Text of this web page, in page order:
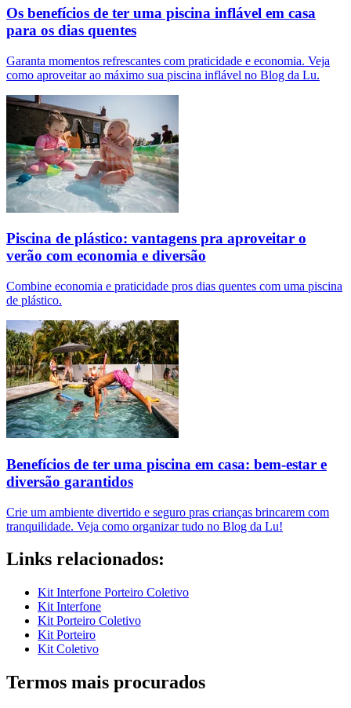
Os benefícios de ter uma piscina inflável em casa
para os dias quentes
Garanta momentos refrescantes com praticidade e economia. Veja
como aproveitar ao máximo sua piscina inflável no Blog da Lu.
Piscina de plástico: vantagens pra aproveitar o
verão com economia e diversão
Combine economia e praticidade pros dias quentes com uma piscina
de plástico.
Benefícios de ter uma piscina em casa: bem-estar e
diversão garantidos
Crie um ambiente divertido e seguro pras crianças brincarem com
tranquilidade. Veja como organizar tudo no Blog da Lu!
Links relacionados:
Kit Interfone Porteiro Coletivo
Kit Interfone
Kit Porteiro Coletivo
Kit Porteiro
Kit Coletivo
Termos mais procurados